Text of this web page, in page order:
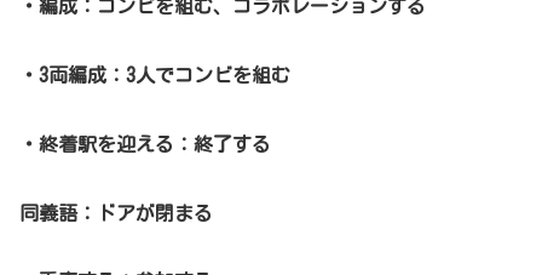
・編成：コンビを組む、コラボレーションする
・3両編成：3人でコンビを組む
・終着駅を迎える：終了する
同義語：ドアが閉まる